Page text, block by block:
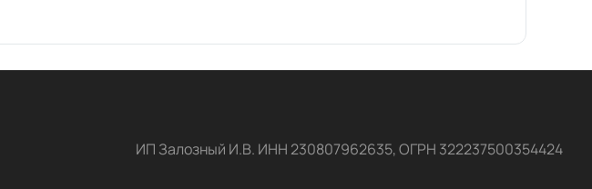
ИП Залозный И.В. ИНН 230807962635, ОГРН 322237500354424